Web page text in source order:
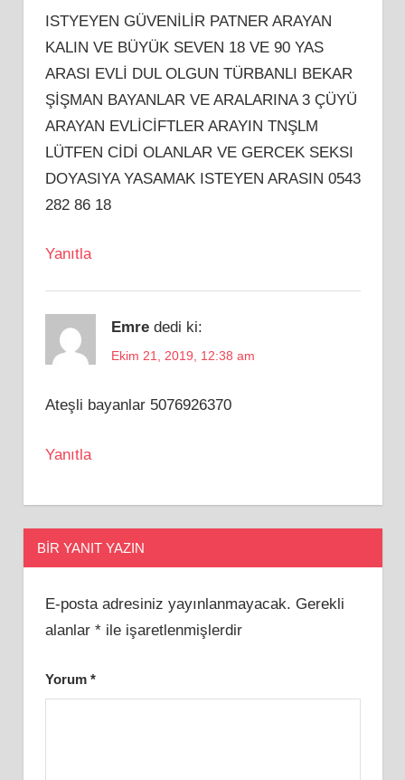
ISTYEYEN GÜVENİLİR PATNER ARAYAN
KALIN VE BÜYÜK SEVEN 18 VE 90 YAS
ARASI EVLİ DUL OLGUN TÜRBANLI BEKAR
ŞİŞMAN BAYANLAR VE ARALARINA 3 ÇÜYÜ
ARAYAN EVLİCİFTLER ARAYIN TNŞLM
LÜTFEN CİDİ OLANLAR VE GERCEK SEKSI
DOYASIYA YASAMAK ISTEYEN ARASIN 0543
282 86 18
Yanıtla
Emre dedi ki:
Ekim 21, 2019, 12:38 am
Ateşli bayanlar 5076926370
Yanıtla
BIR YANIT YAZIN
E-posta adresiniz yayınlanmayacak. Gerekli
alanlar *ile işaretlenmişlerdir
Yorum *